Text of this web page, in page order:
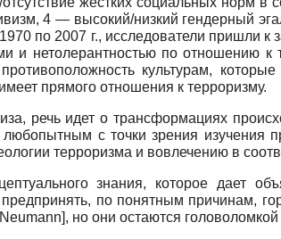
4 — высокий/низкий гендерный
по 2007 г., исследователи пришли к
нетолерантностью по отношению к
культурам,
прямого отношения к терроризму.
речь идет о трансформациях
с точки зрения изучения
терроризма и вовлечению в
знания, которое дает
по понятным причинам,
Neumann], но они остаются